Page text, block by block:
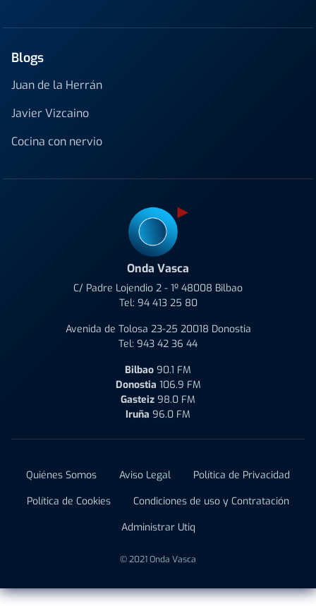
Blogs
Juan de la Herrán
Javier Vizcaino
Cocina con nervio
Onda Vasca
C/ Padre Lojendio 2 - 1º 48008 Bilbao
Tel: 94 413 25 80
Avenida de Tolosa 23-25 20018 Donostia
Tel: 943 42 36 44
Bilbao 90.1 FM
Donostia 106.9 FM
Gasteiz 98.0 FM
Iruña 96.0 FM
Quiénes Somos Aviso Legal
Política de Privacidad
Política de Cookies
Condiciones de uso y Contratación
Administrar Utiq
© 2021 Onda Vasca